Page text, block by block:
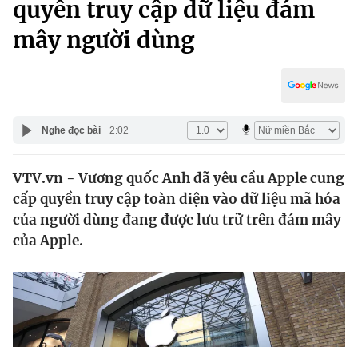
Xã hội
Y tế
Thế giới
Tin tức
Thế giới đó đây
Câu chuyện quốc tế
Kinh tế
Thị trường
Góc doanh nghiệp
Dữ liệu và đời sống
Truyền hình
Truyền hình
Văn hóa - Giải trí
Y tế
quyền truy cập dữ liệu đám
mây người dùng
Nghe đọc bài 2:02
VTV.vn - Vương quốc Anh đã yêu cầu Apple cung
cấp quyền truy cập toàn diện vào dữ liệu mã hóa
của người dùng đang được lưu trữ trên đám mây
của Apple.